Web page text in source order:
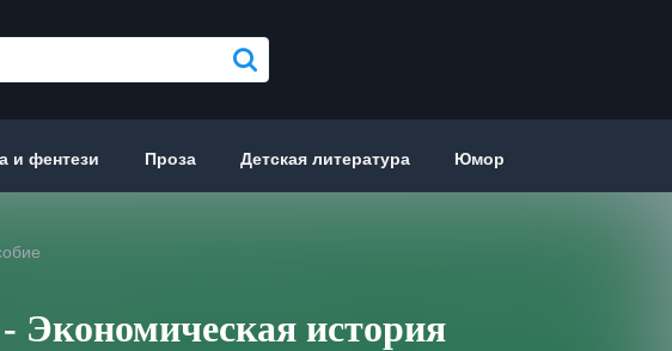
и фентези Проза Детская литература Юмор
история